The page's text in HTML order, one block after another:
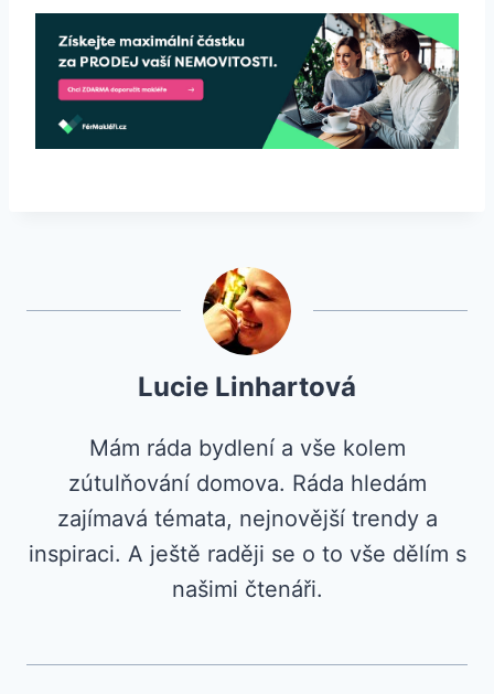
Lucie Linhartová
Mám ráda bydlení a vše kolem
zútulňování domova. Ráda hledám
zajímavá témata, nejnovější trendy a
inspiraci. A ještě raději se o to vše dělím s
našimi čtenáři.